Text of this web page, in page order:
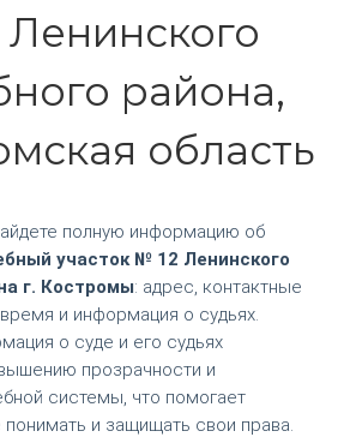
района,
область
полную информацию об
участок № 12 Ленинского
г. Костромы: адрес, контактные
и информация о судьях.
о суде и его судьях
прозрачности и
системы, что помогает
и защищать свои права.